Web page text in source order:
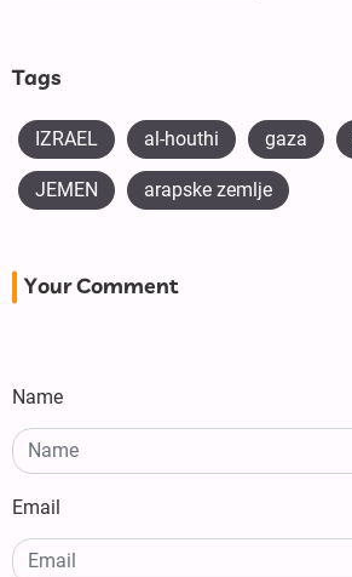
Tags
IZRAEL al-houthi gaza
JEMEN arapske zemlje
Your Comment
Name
Email